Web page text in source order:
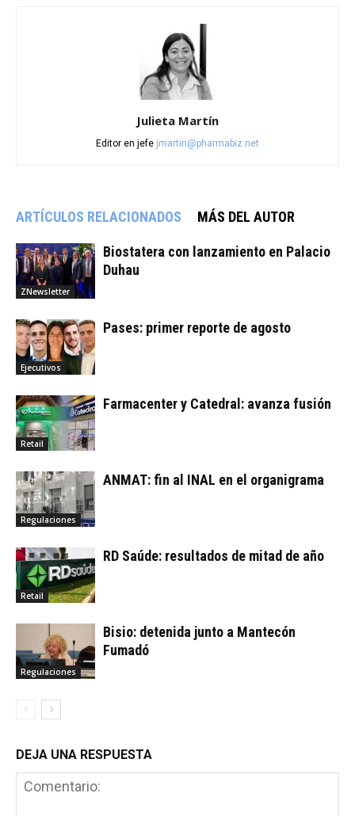
Julieta Martín
Editor en jefe jmartin@pharmabiz.net
ARTÍCULOS RELACIONADOS MÁS DEL AUTOR
ZNewsletter
Biostatera con lanzamiento en Palacio
Duhau
Ejecutivos
Pases: primer reporte de agosto
Retail
Farmacenter y Catedral: avanza fusión
Regulaciones
ANMAT: fin al INAL en el organigrama
Retail
RD Saúde: resultados de mitad de año
Regulaciones
Bisio: detenida junto a Mantecón
Fumadó
DEJA UNA RESPUESTA